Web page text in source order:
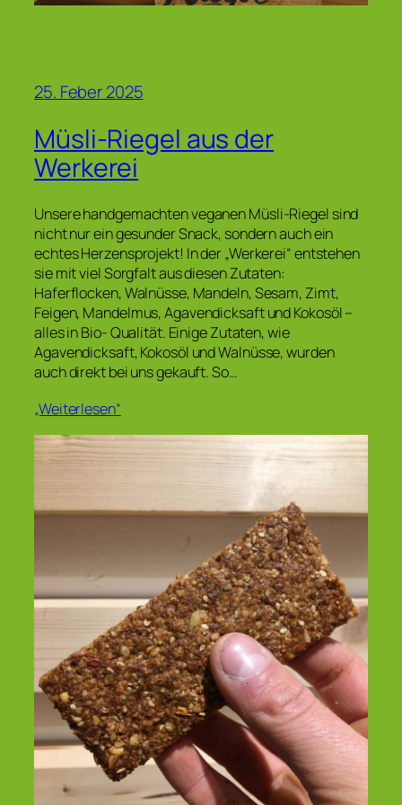
25. Feber 2025
Müsli-Riegel aus der
Werkerei
Unsere handgemachten veganen Müsli-Riegel sind
nicht nur ein gesunder Snack, sondern auch ein
echtes Herzensprojekt! In der „Werkerei“ entstehen
sie mit viel Sorgfalt aus diesen Zutaten:
Haferflocken, Walnüsse, Mandeln, Sesam, Zimt,
Feigen, Mandelmus, Agavendicksaft und Kokosöl –
alles in Bio- Qualität. Einige Zutaten, wie
Agavendicksaft, Kokosöl und Walnüsse, wurden
auch direkt bei uns gekauft. So…
„Weiterlesen“